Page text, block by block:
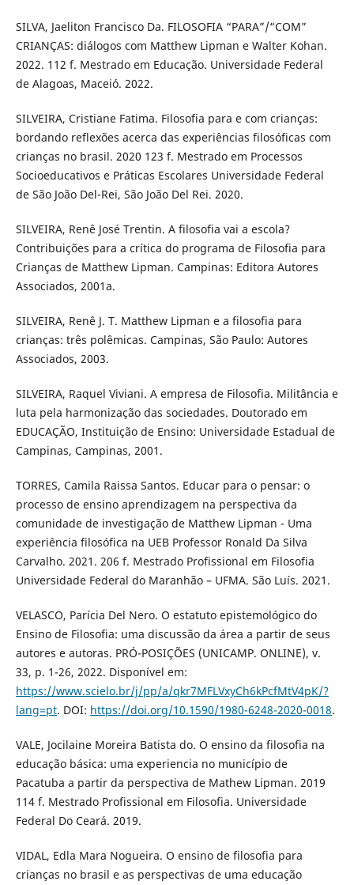
SILVA, Jaeliton Francisco Da. FILOSOFIA “PARA”/“COM”
CRIANÇAS: diálogos com Matthew Lipman e Walter Kohan.
2022. 112 f. Mestrado em Educação. Universidade Federal
de Alagoas, Maceió. 2022.
SILVEIRA, Cristiane Fatima. Filosofia para e com crianças:
bordando reflexões acerca das experiências filosóficas com
crianças no brasil. 2020 123 f. Mestrado em Processos
Socioeducativos e Práticas Escolares Universidade Federal
de São João Del-Rei, São João Del Rei. 2020.
SILVEIRA, Renê José Trentin. A filosofia vai a escola?
Contribuições para a crítica do programa de Filosofia para
Crianças de Matthew Lipman. Campinas: Editora Autores
Associados, 2001a.
SILVEIRA, Renê J. T. Matthew Lipman e a filosofia para
crianças: três polêmicas. Campinas, São Paulo: Autores
Associados, 2003.
SILVEIRA, Raquel Viviani. A empresa de Filosofia. Militância e
luta pela harmonização das sociedades. Doutorado em
EDUCAÇÃO, Instituição de Ensino: Universidade Estadual de
Campinas, Campinas, 2001.
TORRES, Camila Raissa Santos. Educar para o pensar: o
processo de ensino aprendizagem na perspectiva da
comunidade de investigação de Matthew Lipman - Uma
experiência filosófica na UEB Professor Ronald Da Silva
Carvalho. 2021. 206 f. Mestrado Profissional em Filosofia
Universidade Federal do Maranhão – UFMA. São Luís. 2021.
VELASCO, Parícia Del Nero. O estatuto epistemológico do
Ensino de Filosofia: uma discussão da área a partir de seus
autores e autoras. PRÓ-POSIÇÕES (UNICAMP. ONLINE), v.
33, p. 1-26, 2022. Disponível em:
https://www.scielo.br/j/pp/a/qkr7MFLVxyCh6kPcfMtV4pK/?
lang=pt. DOI: https://doi.org/10.1590/1980-6248-2020-0018.
VALE, Jocilaine Moreira Batista do. O ensino da filosofia na
educação básica: uma experiencia no município de
Pacatuba a partir da perspectiva de Mathew Lipman. 2019
114 f. Mestrado Profissional em Filosofia. Universidade
Federal Do Ceará. 2019.
VIDAL, Edla Mara Nogueira. O ensino de filosofia para
crianças no brasil e as perspectivas de uma educação